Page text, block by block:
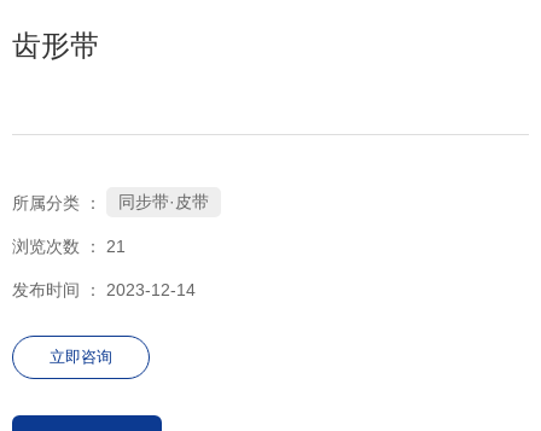
齿形带
所属分类 ： 同步带·皮带
浏览次数 ： 21
发布时间 ： 2023-12-14
立即咨询